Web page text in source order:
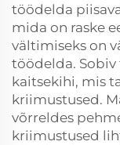
töödelda
mida on raske
vältimiseks on
töödelda.
kaitsekihi, mis
kriimustused.
võrreldes
kriimustused